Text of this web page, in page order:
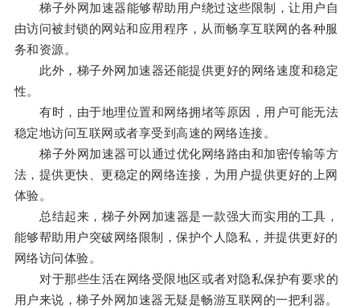
梯子外网加速器能够帮助用户绕过这些限制，让用户自
由访问被封锁的网站和应用程序，从而畅享互联网的各种服
务和资源。
此外，梯子外网加速器还能提供更好的网络速度和稳定
性。
有时，由于地理位置和网络拥堵等原因，用户可能无法
稳定地访问互联网或者享受到高速的网络连接。
梯子外网加速器可以通过优化网络路由和加密传输等方
法，提供更快、更稳定的网络连接，为用户提供更好的上网
体验。
总结起来，梯子外网加速器是一款强大而实用的工具，
能够帮助用户突破网络限制，保护个人隐私，并提供更好的
网络访问体验。
对于那些生活在网络受限地区或者对隐私保护有要求的
用户来说，梯子外网加速器无疑是畅游互联网的一把利器。